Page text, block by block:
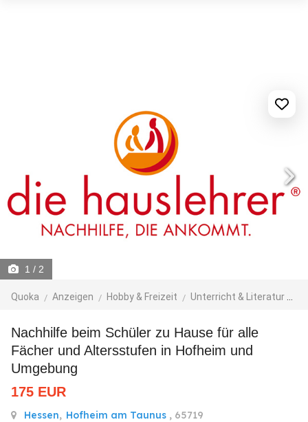
1 / 2
Quoka Anzeigen Hobby & Freizeit Unterricht & Literatur
Nachhilfe beim Schüler zu Hause für alle
Fächer und Altersstufen in Hofheim und
Umgebung
175 EUR
Hessen, Hofheim am Taunus , 65719